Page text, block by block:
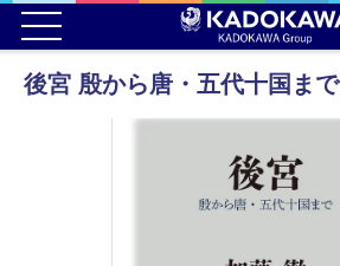
後宮 殷から唐・五代十国まで